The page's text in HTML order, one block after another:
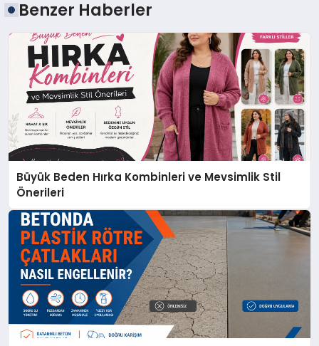
Benzer Haberler
Büyük Beden Hırka Kombinleri ve Mevsimlik Stil
Önerileri